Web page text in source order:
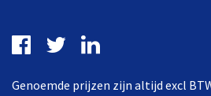
Genoemde prijzen zijn altijd excl